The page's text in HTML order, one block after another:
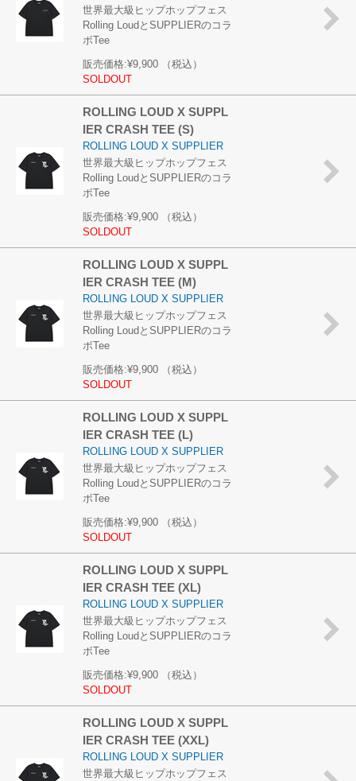
世界最大級ヒップホップフェス
Rolling LoudとSUPPLIERのコラ
ボTee
販売価格:¥9,900
（税込）
SOLDOUT
ROLLING LOUD X SUPPL
IER CRASH TEE (S)
ROLLING LOUD X SUPPLIER
世界最大級ヒップホップフェス
Rolling LoudとSUPPLIERのコラ
ボTee
販売価格:¥9,900
（税込）
SOLDOUT
ROLLING LOUD X SUPPL
IER CRASH TEE (M)
ROLLING LOUD X SUPPLIER
世界最大級ヒップホップフェス
Rolling LoudとSUPPLIERのコラ
ボTee
販売価格:¥9,900
（税込）
SOLDOUT
ROLLING LOUD X SUPPL
IER CRASH TEE (L)
ROLLING LOUD X SUPPLIER
世界最大級ヒップホップフェス
Rolling LoudとSUPPLIERのコラ
ボTee
販売価格:¥9,900
（税込）
SOLDOUT
ROLLING LOUD X SUPPL
IER CRASH TEE (XL)
ROLLING LOUD X SUPPLIER
世界最大級ヒップホップフェス
Rolling LoudとSUPPLIERのコラ
ボTee
販売価格:¥9,900
（税込）
SOLDOUT
ROLLING LOUD X SUPPL
IER CRASH TEE (XXL)
ROLLING LOUD X SUPPLIER
世界最大級ヒップホップフェス